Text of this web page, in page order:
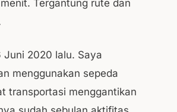
Tergantung rute dan
Juni 2020 lalu. Saya
menggunakan sepeda
transportasi menggantikan